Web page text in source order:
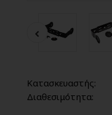
Κατασκευαστής:
Διαθεσιμότητα: